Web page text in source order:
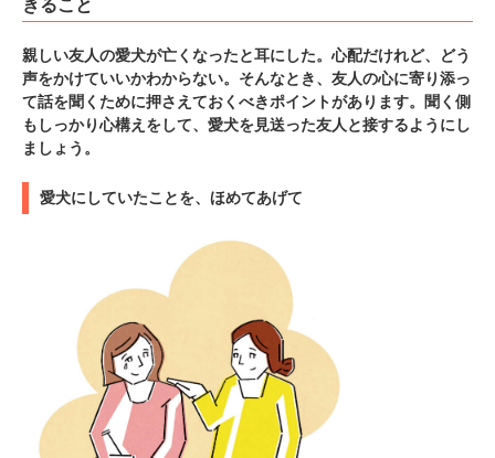
きること
親しい友人の愛犬が亡くなったと耳にした。心配だけれど、どう
声をかけていいかわからない。そんなとき、友人の心に寄り添っ
て話を聞くために押さえておくべきポイントがあります。聞く側
もしっかり心構えをして、愛犬を見送った友人と接するようにし
ましょう。
愛犬にしていたことを、ほめてあげて
pecodogs
いぬ部をフォロー
pecocats
ねこ部をフォロー